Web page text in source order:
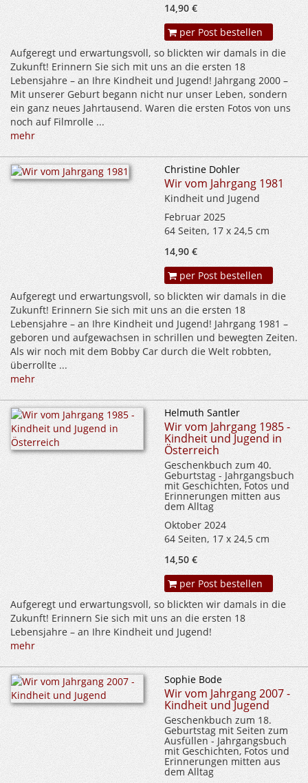
14,90 €
per Post bestellen
Aufgeregt und erwartungsvoll, so blickten wir damals in die
Zukunft! Erinnern Sie sich mit uns an die ersten 18
Lebensjahre – an Ihre Kindheit und Jugend! Jahrgang 2000 –
Mit unserer Geburt begann nicht nur unser Leben, sondern
ein ganz neues Jahrtausend. Waren die ersten Fotos von uns
noch auf Filmrolle ...
mehr
Christine Dohler
Wir vom Jahrgang 1981
Kindheit und Jugend
Februar 2025
64 Seiten, 17 x 24,5 cm
14,90 €
per Post bestellen
Aufgeregt und erwartungsvoll, so blickten wir damals in die
Zukunft! Erinnern Sie sich mit uns an die ersten 18
Lebensjahre – an Ihre Kindheit und Jugend! Jahrgang 1981 –
geboren und aufgewachsen in schrillen und bewegten Zeiten.
Als wir noch mit dem Bobby Car durch die Welt robbten,
überrollte ...
mehr
Helmuth Santler
Wir vom Jahrgang 1985 -
Kindheit und Jugend in
Österreich
Geschenkbuch zum 40.
Geburtstag - Jahrgangsbuch
mit Geschichten, Fotos und
Erinnerungen mitten aus
dem Alltag
Oktober 2024
64 Seiten, 17 x 24,5 cm
14,50 €
per Post bestellen
Aufgeregt und erwartungsvoll, so blickten wir damals in die
Zukunft! Erinnern Sie sich mit uns an die ersten 18
Lebensjahre – an Ihre Kindheit und Jugend!
mehr
Sophie Bode
Wir vom Jahrgang 2007 -
Kindheit und Jugend
Geschenkbuch zum 18.
Geburtstag mit Seiten zum
Ausfüllen - Jahrgangsbuch
mit Geschichten, Fotos und
Erinnerungen mitten aus
dem Alltag